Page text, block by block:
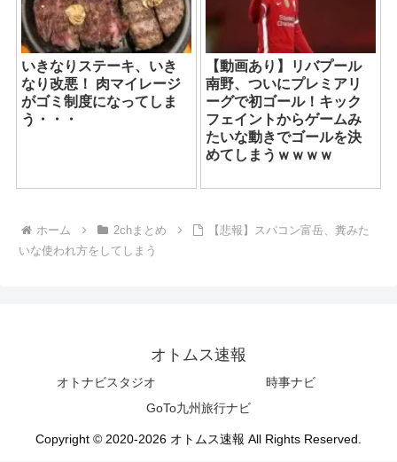
いきなりステーキ、いき
なり改悪！ 肉マイレージ
がゴミ制度になってしま
う・・・
【動画あり】リバプール
南野、ついにプレミアリ
ーグで初ゴール！キック
フェイントからゲームみ
たいな動きでゴールを決
めてしまうｗｗｗｗ
ホーム 2chまとめ
【悲報】スパコン富岳、糞みた
いな使われ方をしてしまう
オトムス速報
オトナビスタジオ
時事ナビ
GoTo九州旅行ナビ
Copyright © 2020-2026 オトムス速報 All Rights Reserved.